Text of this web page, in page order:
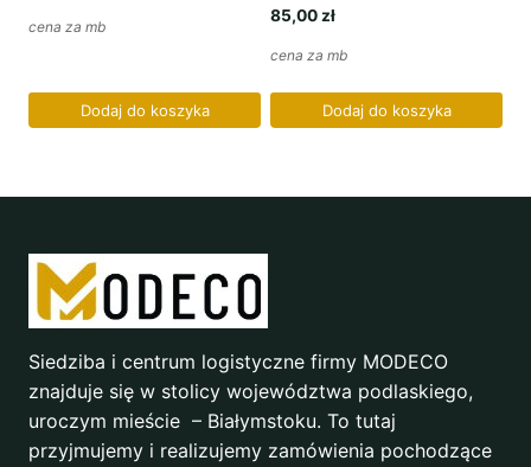
cena za mb
Dodaj do koszyka
85,00 zł
cena za mb
Dodaj do koszyka
Siedziba i centrum logistyczne firmy MODECO
znajduje się w stolicy województwa podlaskiego,
uroczym mieście – Białymstoku. To tutaj
przyjmujemy i realizujemy zamówienia pochodzące